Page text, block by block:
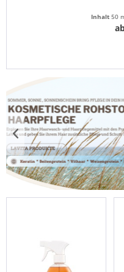
Inhalt 50